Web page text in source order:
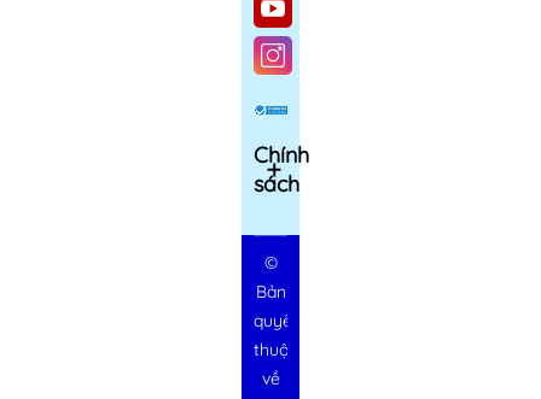
Chính
sách
©
Bản
quyền
thuộc
về